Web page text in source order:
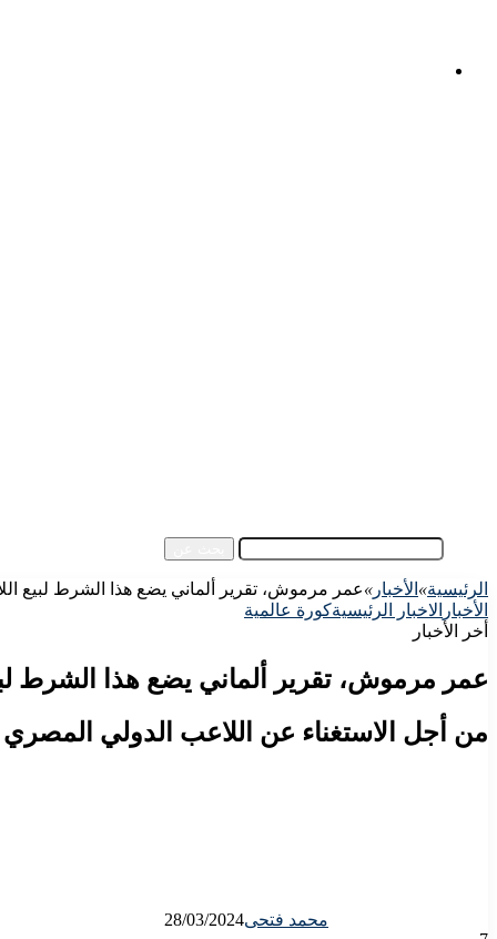
الرئيسية» الأخبار »عمر مرموش، تقرير ألماني يضع هذا الشرط لبيع
الأخبار الاخبار الرئيسيةكورة عالمية
أخر الأخبار
عمر مرموش، تقرير ألماني يضع هذا الشرط
من أجل الاستغناء عن اللاعب الدولي
محمد فتحى28/03/2024